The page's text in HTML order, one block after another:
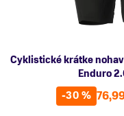
Cyklistické krátke
Enduro
-30 %